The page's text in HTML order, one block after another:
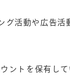
活動や広告活
ントを保有し